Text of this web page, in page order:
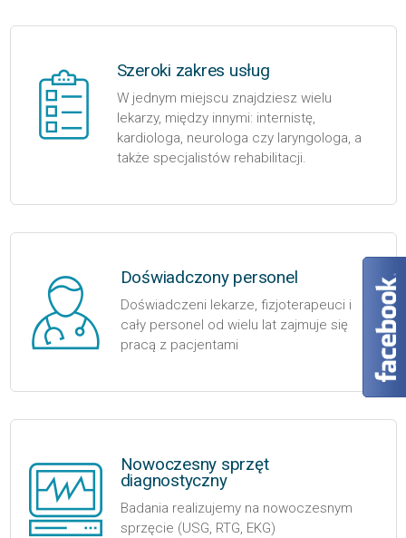
Szeroki zakres usług
W jednym miejscu znajdziesz wielu
lekarzy, między innymi: internistę,
kardiologa, neurologa czy laryngologa, a
także specjalistów rehabilitacji.
Doświadczony personel
Doświadczeni lekarze, fizjoterapeuci i
cały personel od wielu lat zajmuje się
pracą z pacjentami
Nowoczesny sprzęt
diagnostyczny
Badania realizujemy na nowoczesnym
sprzęcie (USG, RTG, EKG)